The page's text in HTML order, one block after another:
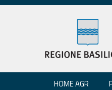
HOME AGR